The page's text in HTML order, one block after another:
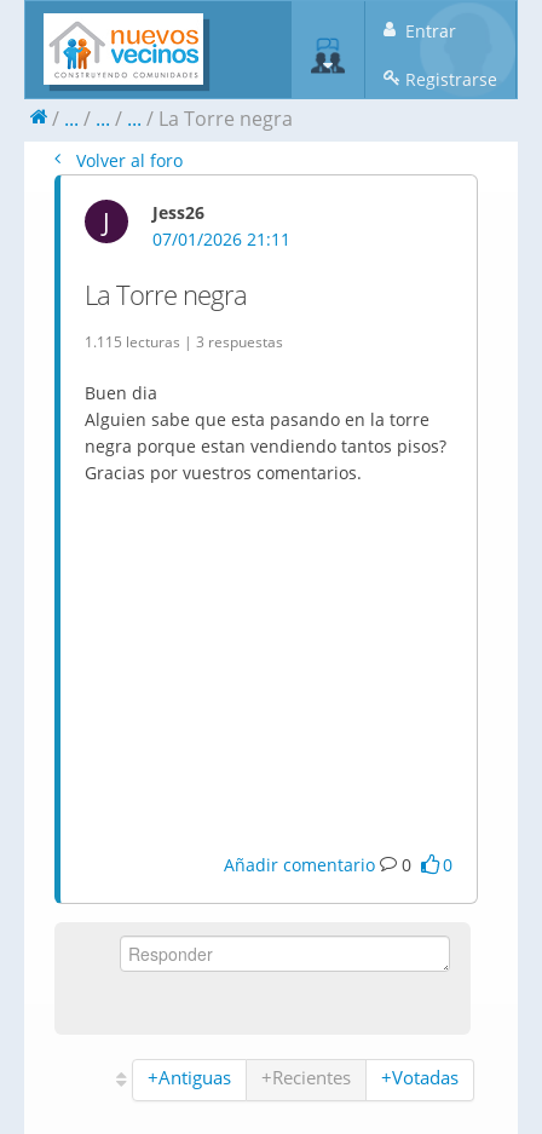
Entrar
Registrarse
... ... ... La Torre negra
Volver al foro
J
Jess26
07/01/2026 21:11
La Torre negra
1.115 lecturas | 3 respuestas
Buen dia
Alguien sabe que esta pasando en la torre
negra porque estan vendiendo tantos pisos?
Gracias por vuestros comentarios.
Añadir comentario 0 0
+Antiguas +Recientes +Votadas